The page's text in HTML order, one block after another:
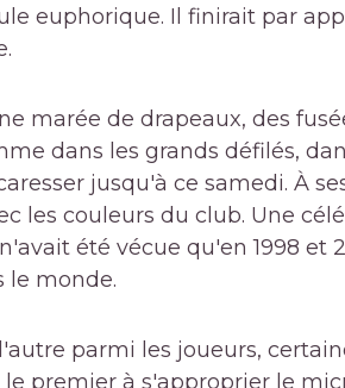
euphorique. Il finirait par
marée de drapeaux, des
dans les grands défilés,
jusqu'à ce samedi. À
les couleurs du club. Une
été vécue qu'en 1998 et
le monde.
parmi les joueurs,
premier à s'approprier le